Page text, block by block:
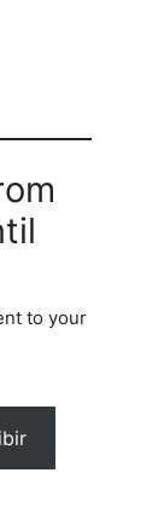
to your